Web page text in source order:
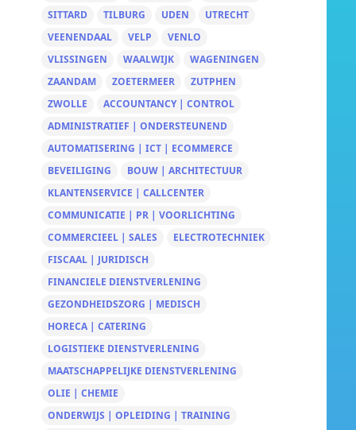
SITTARD
TILBURG UDEN
UTRECHT
VEENENDAAL
VELP
VENLO
VLISSINGEN
WAALWIJK
WAGENINGEN
ZAANDAM
ZOETERMEER
ZUTPHEN
ZWOLLE
ACCOUNTANCY | CONTROL
ADMINISTRATIEF | ONDERSTEUNEND
AUTOMATISERING | ICT | ECOMMERCE
BEVEILIGING
BOUW | ARCHITECTUUR
KLANTENSERVICE | CALLCENTER
COMMUNICATIE | PR | VOORLICHTING
COMMERCIEEL | SALES
ELECTROTECHNIEK
FISCAAL | JURIDISCH
FINANCIELE DIENSTVERLENING
GEZONDHEIDSZORG | MEDISCH
HORECA | CATERING
LOGISTIEKE DIENSTVERLENING
MAATSCHAPPELIJKE DIENSTVERLENING
OLIE | CHEMIE
ONDERWIJS | OPLEIDING | TRAINING